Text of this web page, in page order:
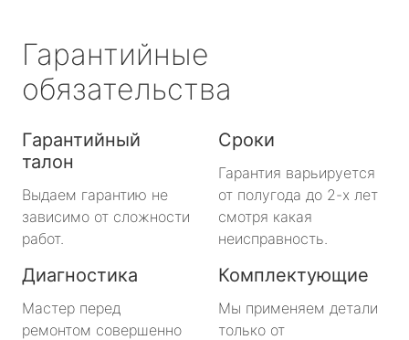
Гарантийные
обязательства
Гарантийный
талон
Выдаем гарантию не
зависимо от сложности
работ.
Сроки
Гарантия варьируется
от полугода до 2-х лет
смотря какая
неисправность.
Диагностика
Мастер перед
ремонтом совершенно
Комплектующие
Мы применяем детали
только от